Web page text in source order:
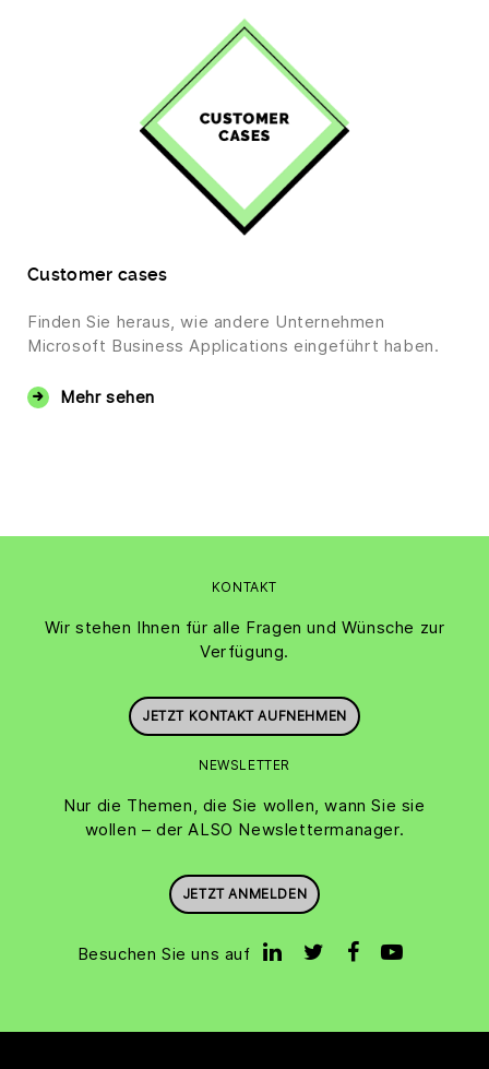
Customer cases
Finden Sie heraus, wie andere Unternehmen
Microsoft Business Applications eingeführt haben.
Mehr sehen
KONTAKT
Wir stehen Ihnen für alle Fragen und Wünsche zur
Verfügung.
JETZT KONTAKT AUFNEHMEN
NEWSLETTER
Nur die Themen, die Sie wollen, wann Sie sie
wollen – der ALSO Newslettermanager.
JETZT ANMELDEN
Besuchen Sie uns auf